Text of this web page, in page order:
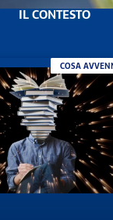
IL CONTESTO
COSA